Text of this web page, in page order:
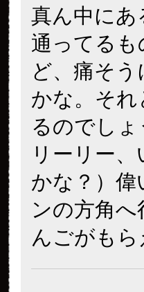
真ん中にあ
通ってる
ど、痛そ
かな。そ
るのでしょ
リーリー
かな？）
ンの方角
んごがも